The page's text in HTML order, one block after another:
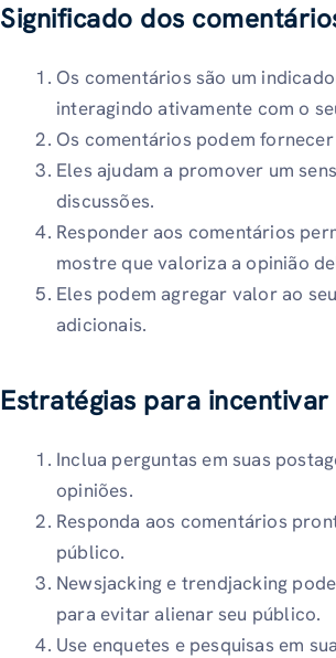
Significado dos
Os comentários são um
interagindo ativamente com o
Os comentários podem
Eles ajudam a promover um
discussões.
Responder aos comentários
mostre que valoriza a opinião
Eles podem agregar valor ao
adicionais.
Estratégias para
Inclua perguntas em suas
opiniões.
Responda aos comentários
público.
Newsjacking e trendjacking
para evitar alienar seu público.
Use enquetes e pesquisas em